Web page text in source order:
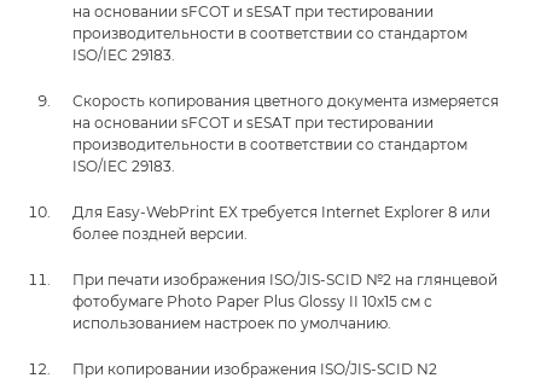
на основании sFCOT и sESAT при тестировании
производительности в соответствии со стандартом
ISO/IEC 29183.
Скорость копирования цветного документа измеряется
на основании sFCOT и sESAT при тестировании
производительности в соответствии со стандартом
ISO/IEC 29183.
Для Easy-WebPrint EX требуется Internet Explorer 8 или
более поздней версии.
При печати изображения ISO/JIS-SCID №2 на глянцевой
фотобумаге Photo Paper Plus Glossy II 10x15 см с
использованием настроек по умолчанию.
При копировании изображения ISO/JIS-SCID N2